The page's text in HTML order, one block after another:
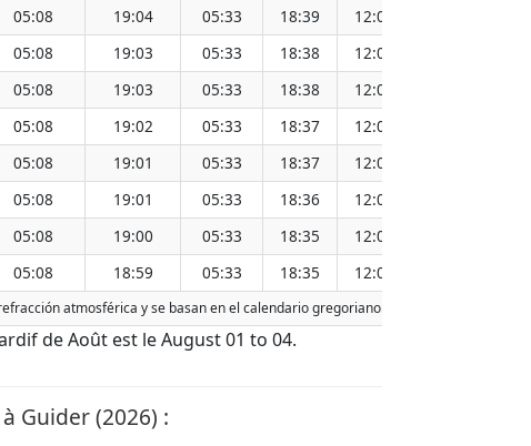
05:08 19:04 05:33 18:39 12:06
05:08 19:03 05:33 18:38 12:06
05:08 19:03 05:33 18:38 12:06
05:08 19:02 05:33 18:37 12:05
05:08 19:01 05:33 18:37 12:05
05:08 19:01 05:33 18:36 12:05
05:08 19:00 05:33 18:35 12:04
05:08 18:59 05:33 18:35 12:04
atmosférica y se basan en el calendario gregoriano. La fecha de hoy está
de Août est le August 01 to 04.
Guider (2026) :